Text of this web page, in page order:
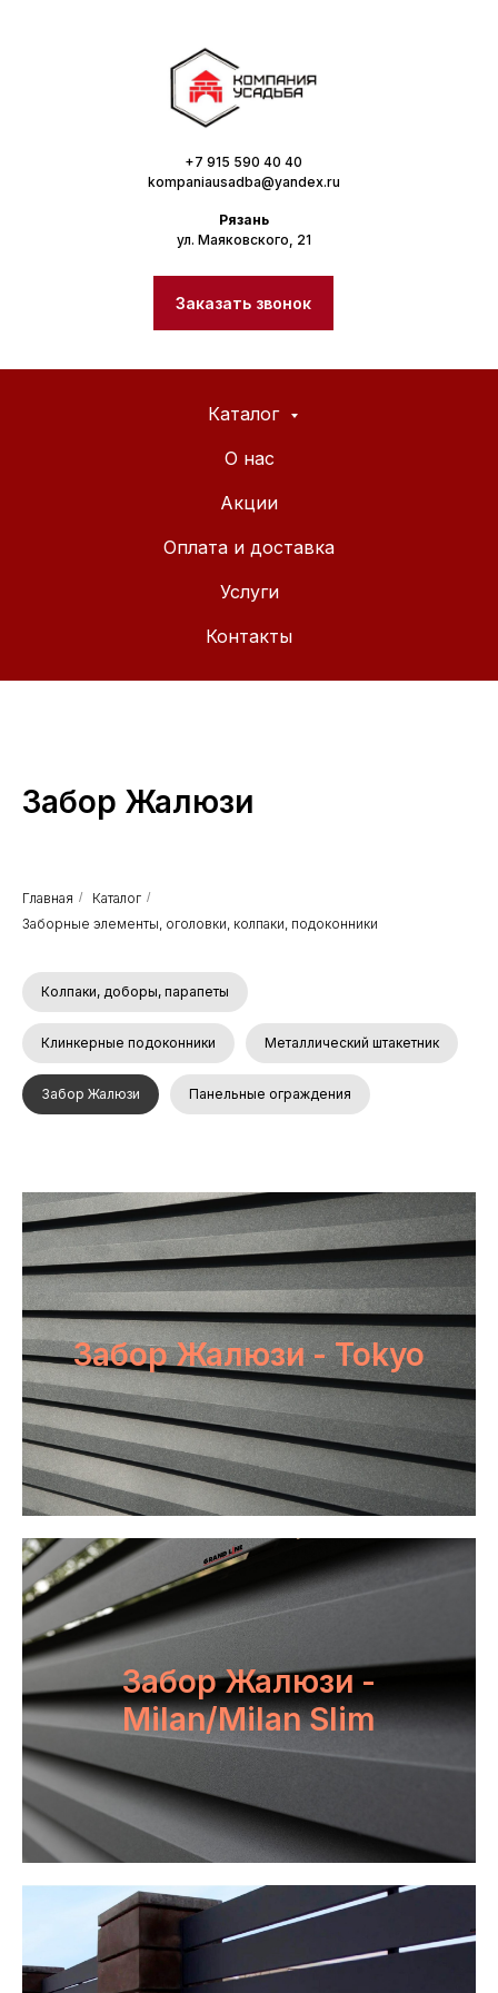
+7 915 590 40 40
kompaniausadba@yandex.ru
Рязань
ул. Маяковского, 21
Заказать звонок
Каталог
О нас
Акции
Оплата и доставка
Услуги
Контакты
Забор Жалюзи
Главная / Каталог /
Заборные элементы, оголовки, колпаки, подоконники
Колпаки, доборы, парапеты
Клинкерные подоконники Металлический штакетник
Забор Жалюзи Панельные ограждения
Забор Жалюзи - Tokyo
Забор Жалюзи -
Milan/Milan Slim